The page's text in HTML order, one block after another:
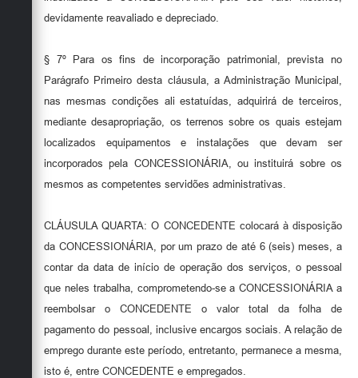
devidamente reavaliado e depreciado.
§ 7º Para os fins de incorporação patrimonial, prevista no
Parágrafo Primeiro desta cláusula, a Administração Municipal,
nas mesmas condições ali estatuídas, adquirirá de terceiros,
mediante desapropriação, os terrenos sobre os quais estejam
localizados equipamentos e instalações que devam ser
incorporados pela CONCESSIONÁRIA, ou instituirá sobre os
mesmos as competentes servidões administrativas.
CLÁUSULA QUARTA: O CONCEDENTE colocará à disposição
da CONCESSIONÁRIA, por um prazo de até 6 (seis) meses, a
contar da data de início de operação dos serviços, o pessoal
que neles trabalha, comprometendo-se a CONCESSIONÁRIA a
reembolsar o CONCEDENTE o valor total da folha de
pagamento do pessoal, inclusive encargos sociais. A relação de
emprego durante este período, entretanto, permanece a mesma,
isto é, entre CONCEDENTE e empregados.